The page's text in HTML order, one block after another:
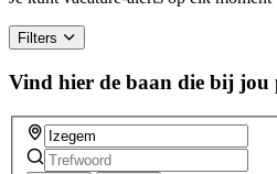
Filters
Vind hier de baan die bij jou